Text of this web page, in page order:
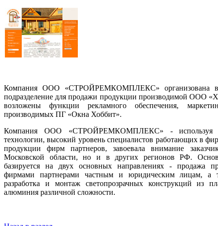
Компания ООО «СТРОЙРЕМКОМПЛЕКС» организована в
подразделение для продажи продукции производимой ООО
возложены функции рекламного обеспечения,
производимых ПГ «Окна Хоббит».
Компания ООО «СТРОЙРЕМКОМПЛЕКС» - используя
технологии, высокий уровень специалистов работающих в
продукции фирм партнеров, завоевала внимание
Московской области, но и в других регионов РФ.
базируется на двух основных направлениях - продажа
фирмами партнерами частным и юридическим лицам, а
разработка и монтаж светопрозрачных конструкций из
алюминия различной сложности.